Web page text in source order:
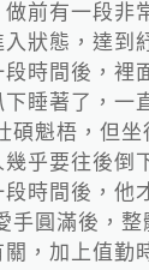
前有一段
狀態，達
時間後，
睡著了，
魁梧，但
乎要往後
時間後，
圓滿後，
，加上值勤